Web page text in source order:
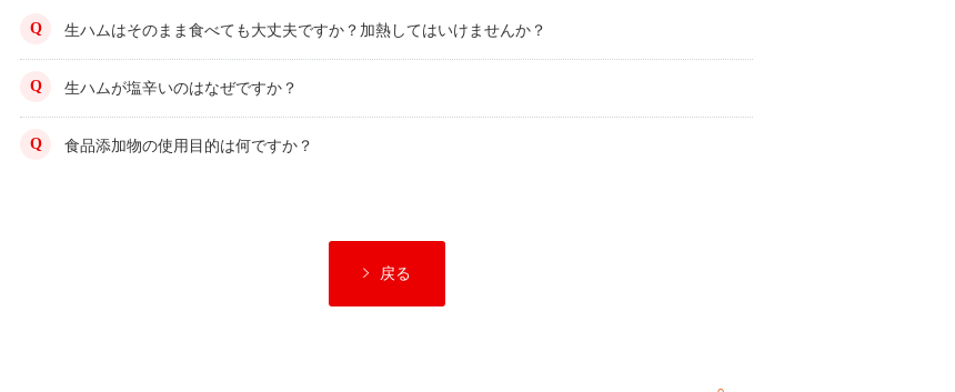
生ハムはそのまま食べても大丈夫ですか？加熱してはいけませんか？
生ハムが塩辛いのはなぜですか？
食品添加物の使用目的は何ですか？
戻る